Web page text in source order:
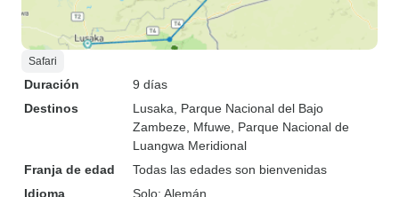
Safari
Duración
9 días
Destinos
Lusaka , Parque Nacional del Bajo
Zambeze , Mfuwe , Parque Nacional de
Luangwa Meridional
Franja de edad
Todas las edades son bienvenidas
Idioma
Solo: Alemán